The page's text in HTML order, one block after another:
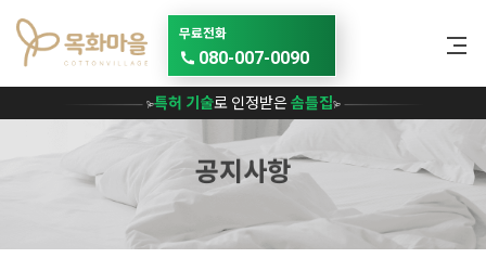
메뉴 건너뛰기
무료전화
080-007-0090
특허 기술로 인정받은솜틀집
공지사항